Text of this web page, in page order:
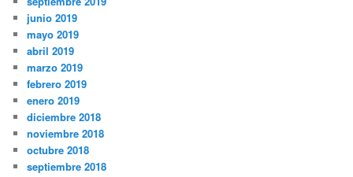
junio 2019
mayo 2019
abril 2019
marzo 2019
febrero 2019
enero 2019
diciembre 2018
noviembre 2018
octubre 2018
septiembre 2018